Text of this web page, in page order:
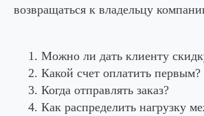
возвращаться к владельцу
Можно ли дать клиенту
Какой счет оплатить первым?
Когда отправлять заказ?
Как распределить нагрузку